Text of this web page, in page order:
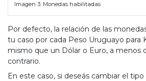
Imagen 3: Monedas habilitadas
Por defecto, la relación de las
tu caso por cada Peso Uruguayo para
mismo que un Dólar o Euro, a menos
contrario.
En este caso, si deseás cambiar el